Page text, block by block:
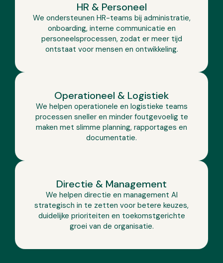
HR & Personeel
We ondersteunen HR-teams bij administratie,
onboarding, interne communicatie en
personeelsprocessen, zodat er meer tijd
ontstaat voor mensen en ontwikkeling.
Operationeel & Logistiek
We helpen operationele en logistieke teams
processen sneller en minder foutgevoelig te
maken met slimme planning, rapportages en
documentatie.
Directie & Management
We helpen directie en management AI
strategisch in te zetten voor betere keuzes,
duidelijke prioriteiten en toekomstgerichte
groei van de organisatie.